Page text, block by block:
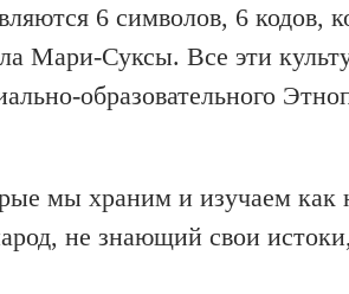
6 символов, 6 кодов,
Мари-Суксы. Все эти
образовательного
мы храним и изучаем как
не знающий свои